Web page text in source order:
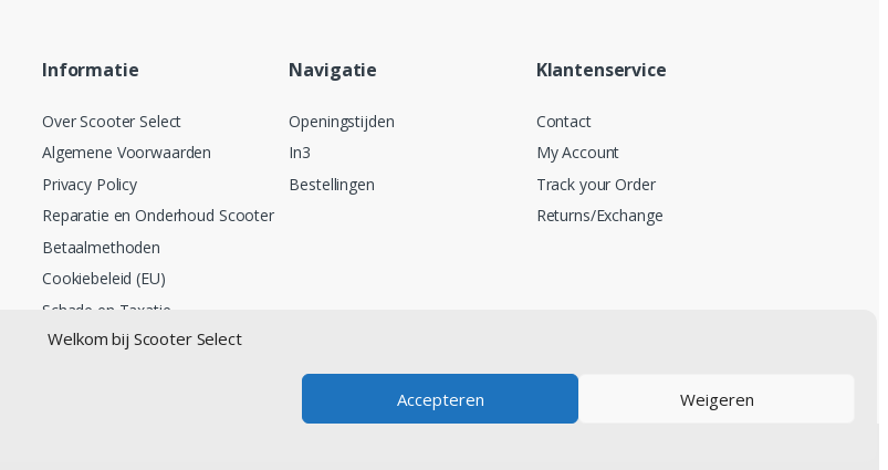
Welkom bij Scooter Select
Accepteren Weigeren
Informatie
Over Scooter Select
Algemene Voorwaarden
Privacy Policy
Reparatie en Onderhoud Scooter
Betaalmethoden
Cookiebeleid (EU)
Schade en Taxatie
Lease
Navigatie
Openingstijden
In3
Bestellingen
Klantenservice
Contact
My Account
Track your Order
Returns/Exchange